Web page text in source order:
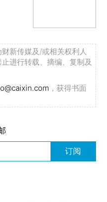
新传媒及/或相关权利人
进行转载、摘编、复制及
，获得书面
订阅